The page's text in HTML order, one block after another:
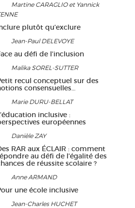
Martine CARAGLIO et Yannick
plutôt qu’exclure
Jean-Paul DELEVOYE
au défi de l’inclusion
Malika SOREL-SUTTER
recul conceptuel sur des
consensuelles…
Marie DURU-BELLAT
inclusive :
européennes
Danièle ZAY
RAR aux ÉCLAIR : comment
au défi de l’égalité des
de réussite scolaire ?
Anne ARMAND
une école inclusive
Jean-Charles HUCHET